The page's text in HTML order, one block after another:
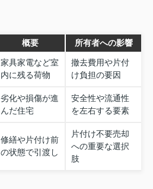
概要 所有者への影響
家具家電など室
内に残る荷物
撤去費用や片付
け負担の要因
劣化や損傷が進
んだ住宅
安全性や流通性
を左右する要素
修繕や片付け前
の状態で引渡し
片付け不要売却
への重要な選択
肢